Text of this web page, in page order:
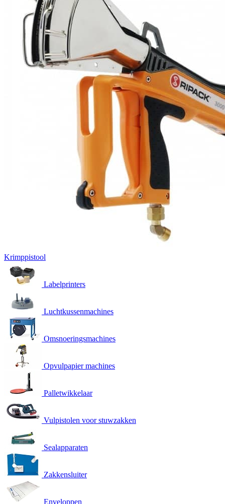
Krimppistool
Labelprinters
Luchtkussenmachines
Omsnoeringsmachines
Opvulpapier machines
Palletwikkelaar
Vulpistolen voor stuwzakken
Sealapparaten
Zakkensluiter
Enveloppen